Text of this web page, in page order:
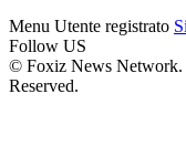
Menu Utente registrato
Follow US
© Foxiz News Network.
Reserved.